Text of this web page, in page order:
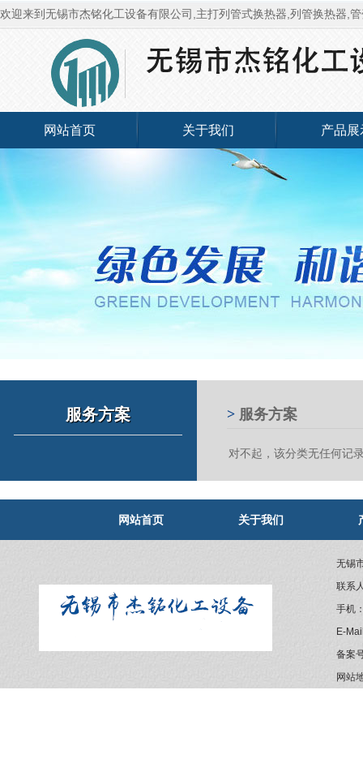
欢迎来到无锡市杰铭化工设备有限公司,主打列管式换热器,列管换热器,
网站首页 关于我们 产品展
服务方案 > 服务方案
对不起，该分类无任何记
网站首页 关于我们
无锡
联系
手机
E-
备案
网站